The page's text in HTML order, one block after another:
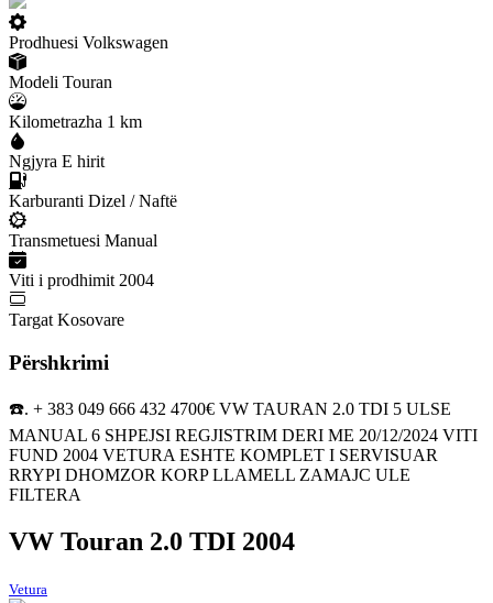
Prodhuesi Volkswagen
Modeli Touran
Kilometrazha 1 km
Ngjyra E hirit
Karburanti Dizel / Naftë
Transmetuesi Manual
Viti i prodhimit 2004
Targat Kosovare
Përshkrimi
☎️. + 383 049 666 432 4700€ VW TAURAN 2.0 TDI 5 ULSE
MANUAL 6 SHPEJSI REGJISTRIM DERI ME 20/12/2024 VITI
FUND 2004 VETURA ESHTE KOMPLET I SERVISUAR
RRYPI DHOMZOR KORP LLAMELL ZAMAJC ULE
FILTERA
VW Touran 2.0 TDI 2004
Vetura